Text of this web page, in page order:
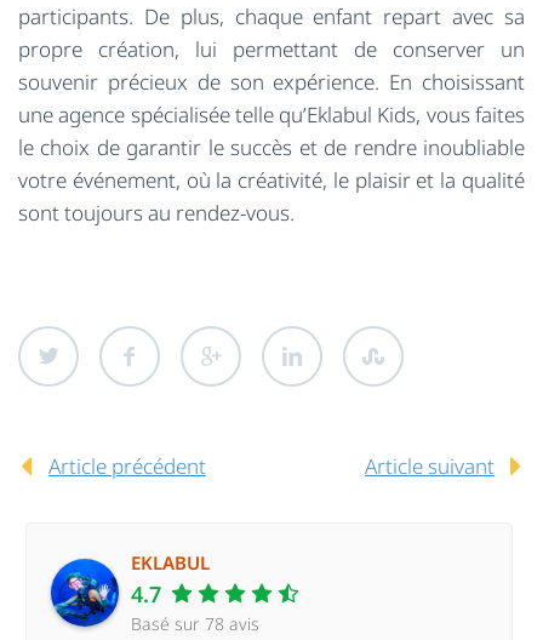
participants. De plus, chaque enfant repart avec sa
propre création, lui permettant de conserver un
souvenir précieux de son expérience. En choisissant
une agence spécialisée telle qu’Eklabul Kids, vous faites
le choix de garantir le succès et de rendre inoubliable
votre événement, où la créativité, le plaisir et la qualité
sont toujours au rendez-vous.
Article précédent Article suivant
EKLABUL
4.7
Basé sur 78 avis